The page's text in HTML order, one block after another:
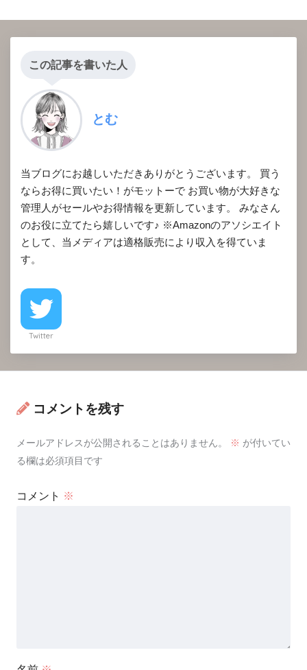
この記事を書いた人
とむ
当ブログにお越しいただきありがとうございます。 買う
ならお得に買いたい！がモットーで お買い物が大好きな
管理人がセールやお得情報を更新しています。 みなさん
のお役に立てたら嬉しいです♪ ※Amazonのアソシエイト
として、当メディアは適格販売により収入を得ていま
す。
Twitter
コメントを残す
メールアドレスが公開されることはありません。 ※ が付いてい
る欄は必須項目です
コメント ※